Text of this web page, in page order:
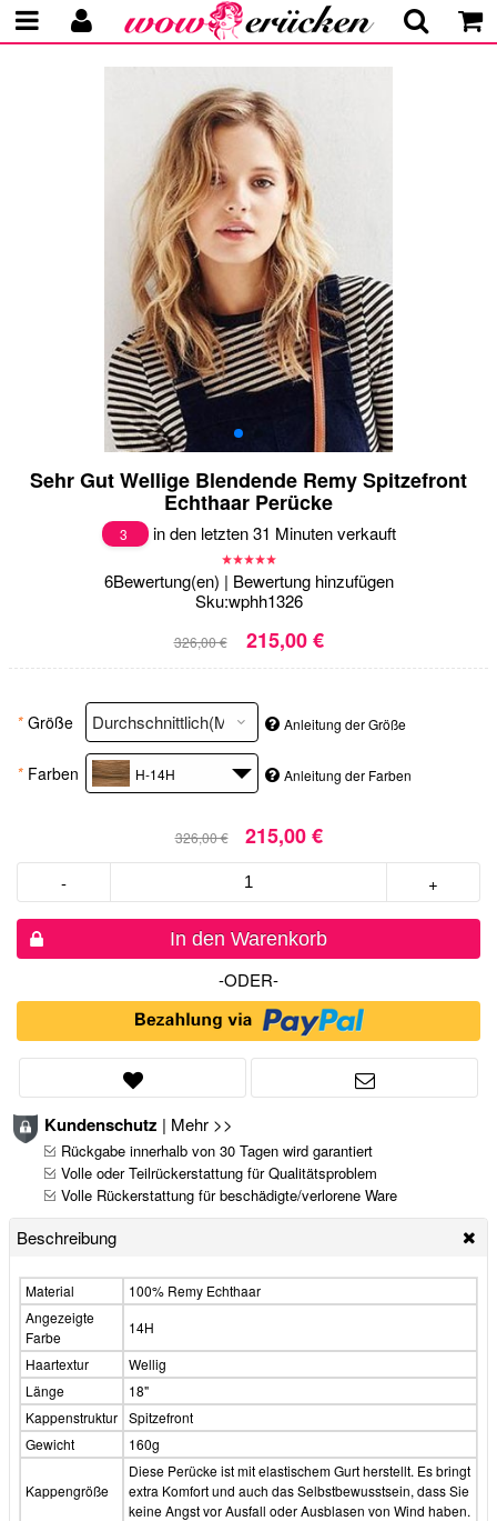
Sehr Gut Wellige Blendende Remy Spitzefront
Echthaar Perücke
3 in den letzten 31 Minuten verkauft
6Bewertung(en) | Bewertung hinzufügen
Sku:wphh1326
326,00 € 215,00 €
* Größe Anleitung der Größe
* Farben H-14H Anleitung der Farben
326,00 € 215,00 €
- +
In den Warenkorb
-ODER-
Kundenschutz | Mehr >>
Rückgabe innerhalb von 30 Tagen wird garantiert
Volle oder Teilrückerstattung für Qualitätsproblem
Volle Rückerstattung für beschädigte/verlorene Ware
Beschreibung
Material
100% Remy Echthaar
Angezeigte
Farbe
14H
Haartextur
Wellig
Länge
18"
Kappenstruktur Spitzefront
Gewicht
160g
Kappengröße
Diese Perücke ist mit elastischem Gurt herstellt. Es bringt
extra Komfort und auch das Selbstbewusstsein, dass Sie
keine Angst vor Ausfall oder Ausblasen von Wind haben.